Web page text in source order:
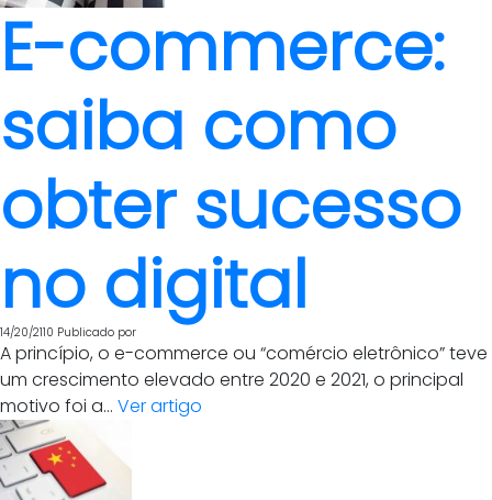
E-commerce:
saiba como
obter sucesso
no digital
14/20/2110 Publicado por
A princípio, o e-commerce ou “comércio eletrônico” teve
um crescimento elevado entre 2020 e 2021, o principal
motivo foi a... Ver artigo